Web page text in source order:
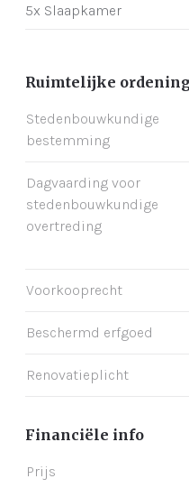
5x Slaapkamer
Ruimtelijke
Stedenbouwkundige
bestemming
Dagvaarding voor
stedenbouwkundige
overtreding
Voorkooprecht
Beschermd erfgoed
Renovatieplicht
Financiële info
Prijs